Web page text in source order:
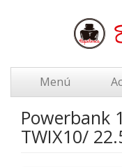
Menú
Powerbank
TWIX10/